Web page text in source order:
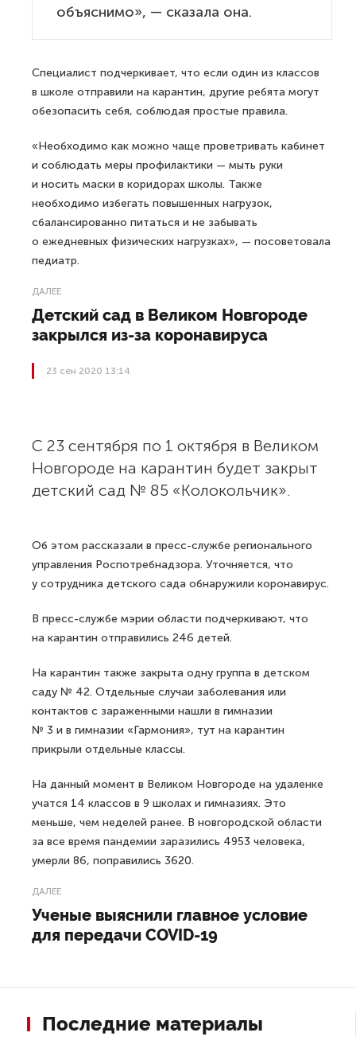
объяснимо», — сказала она.
Специалист подчеркивает, что если один из классов
в школе отправили на карантин, другие ребята могут
обезопасить себя, соблюдая простые правила.
«Необходимо как можно чаще проветривать кабинет
и соблюдать меры профилактики — мыть руки
и носить маски в коридорах школы. Также
необходимо избегать повышенных нагрузок,
сбалансированно питаться и не забывать
о ежедневных физических нагрузках», — посоветовала
педиатр.
ДАЛЕЕ
Детский сад в Великом Новгороде
закрылся из-за коронавируса
23 сен 2020 13:14
С 23 сентября по 1 октября в Великом
Новгороде на карантин будет закрыт
детский сад № 85 «Колокольчик».
Об этом рассказали в пресс-службе регионального
управления Роспотребнадзора. Уточняется, что
у сотрудника детского сада обнаружили коронавирус.
В пресс-службе мэрии области подчеркивают, что
на карантин отправились 246 детей.
На карантин также закрыта одну группа в детском
саду № 42. Отдельные случаи заболевания или
контактов с зараженными нашли в гимназии
№ 3 и в гимназии «Гармония», тут на карантин
прикрыли отдельные классы.
На данный момент в Великом Новгороде на удаленке
учатся 14 классов в 9 школах и гимназиях. Это
меньше, чем неделей ранее. В новгородской области
за все время пандемии заразились 4953 человека,
умерли 86, поправились 3620.
ДАЛЕЕ
Ученые выяснили главное условие
для передачи COVID-19
Последние материалы